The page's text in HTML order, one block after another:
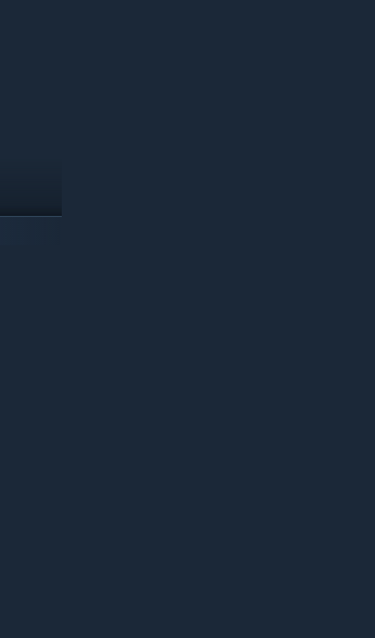
性，
，反
方。